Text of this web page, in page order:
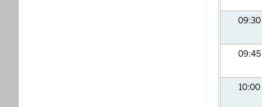
09:30
09:45
10:00